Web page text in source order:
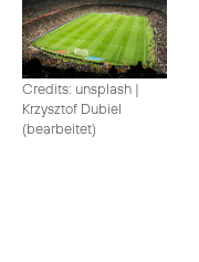
Credits: unsplash |
Krzysztof Dubiel
(bearbeitet)